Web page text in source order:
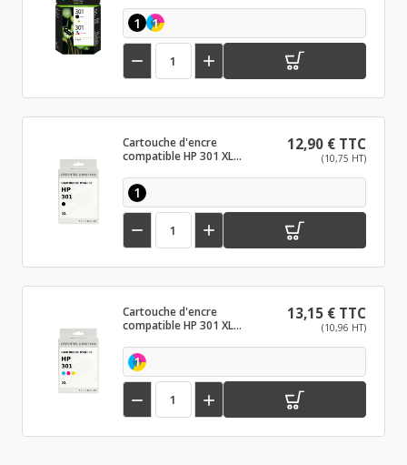
1 1
 
Cartouche d'encre
compatible HP 301 XL
12,90 € TTC
(10,75 HT)
1
 
Cartouche d'encre
compatible HP 301 XL
13,15 € TTC
(10,96 HT)
1
 